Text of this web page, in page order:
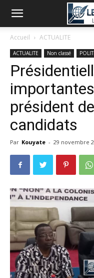
Accueil ACTUALITE
ACTUALITE Non classé
président
candidats
Par Kouyate - 29 novembre